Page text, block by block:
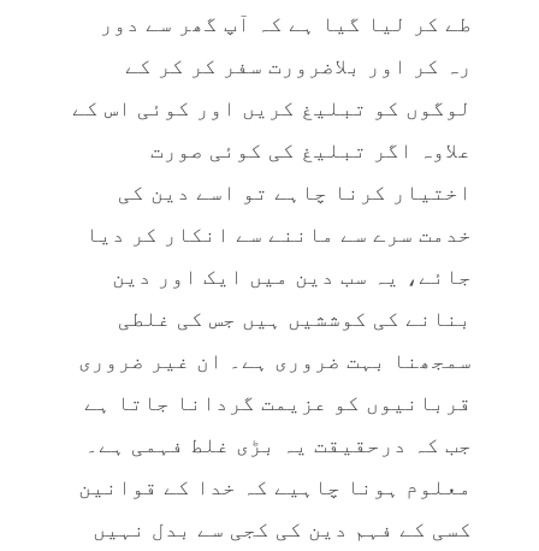
طے کر لیا گیا ہے کہ آپ گھر سے دور
رہ کر اور بلاضرورت سفر کر کر کے
لوگوں کو تبلیغ کریں اور کوئی اس کے
علاوہ اگر تبلیغ کی کوئی صورت
اختیار کرنا چاہے تو اسے دین کی
خدمت سرے سے ماننے سے انکار کر دیا
جائے، یہ سب دین میں ایک اور دین
بنانے کی کوششیں ہیں جس کی غلطی
سمجھنا بہت ضروری ہے۔ ان غیر ضروری
قربانیوں کو عزیمت گردانا جاتا ہے
جب کہ درحقیقت یہ بڑی غلط فہمی ہے۔
معلوم ہونا چاہیے کہ خدا کے قوانین
کسی کے فہم دین کی کجی سے بدل نہیں